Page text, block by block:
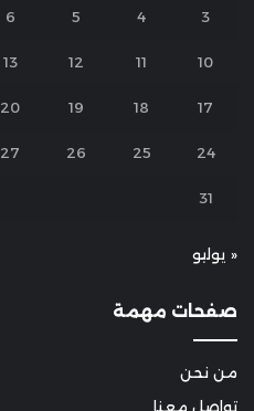
3
4
5
6
10
11
12
13
17
18
19
20
24
25
26
27
31
« يوليو
صفحات مهمة
من نحن
تواصل معنا